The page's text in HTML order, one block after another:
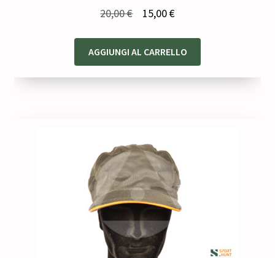
20,00€
originale
era:
15,00€Il
attuale
è:
AGGIUNGI AL CARRELLO